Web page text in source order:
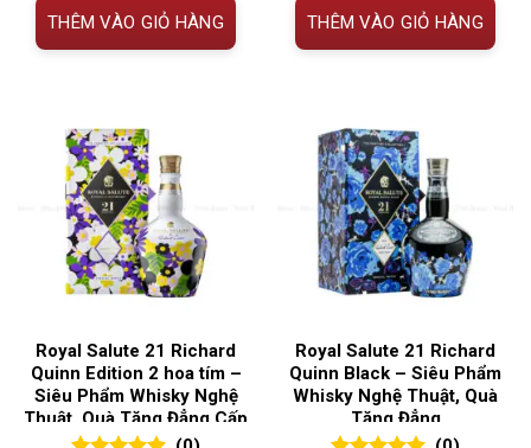
5.050.000 VNĐ.
THÊM VÀO GIỎ HÀNG THÊM VÀO GIỎ HÀNG
Royal Salute 21 Richard
Quinn Edition 2 hoa tím –
Siêu Phẩm Whisky Nghệ
Thuật, Quà Tặng Đẳng Cấp
Royal Salute 21 Richard
Quinn Black – Siêu Phẩm
Whisky Nghệ Thuật, Quà
Tặng Đẳng